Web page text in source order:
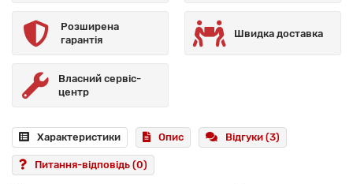
Розширена
гарантія
Швидка доставка
Власний сервіс-
центр
Характеристики Опис Відгуки (3)
Питання-відповідь (0)